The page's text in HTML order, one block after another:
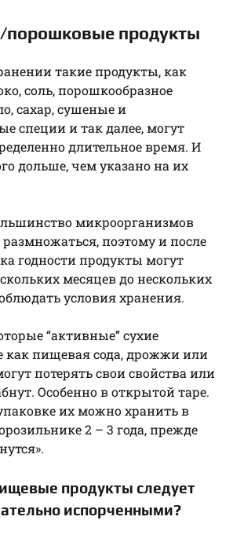
порошковые продукты
такие продукты, как
соль, порошкообразное
сахар, сушеные и
специи и так далее, могут
длительное время. И
дольше, чем указано на их
микроорганизмов
размножаться, поэтому и после
годности продукты могут
месяцев до нескольких
условия хранения.
“активные” сухие
как пищевая сода, дрожжи или
потерять свои свойства или
Особенно в открытой таре.
их можно хранить в
2 – 3 года, прежде
продукты следует
испорченными?